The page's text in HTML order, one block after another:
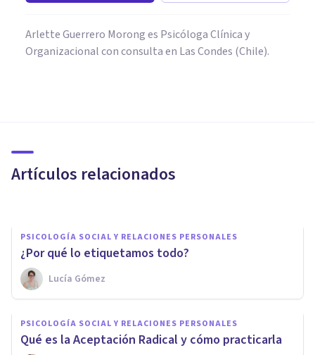
Arlette Guerrero Morong es Psicóloga Clínica y
Organizacional con consulta en Las Condes (Chile).
Artículos relacionados
soltarlo
PSICOLOGÍA SOCIAL Y RELACIONES PERSONALES
¿Por qué lo etiquetamos todo?
Lucía Gómez
PSICOLOGÍA SOCIAL Y RELACIONES PERSONALES
Qué es la Aceptación Radical y cómo practicarla
PSICOLOGÍA SOCIAL Y RELACIONES PERSONALES
¿Influyen las expectativas en
el Rendimiento Académico?